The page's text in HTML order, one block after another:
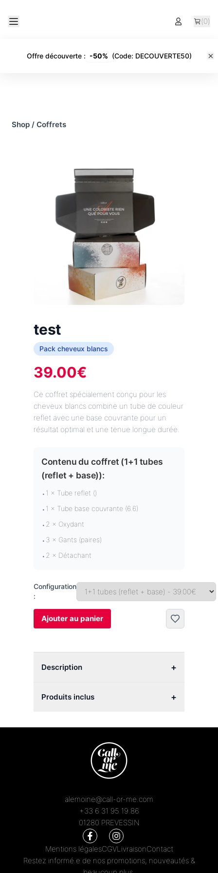
(0)
Offre découverte: -50% (Code: DECOUVERTE50)
Shop / Coffrets
test
Pack cheveux blancs
39.00€
Ce coffret spécialement conçu pour les
cheveux blancs combine un tube de couleur
reflet avec une base couvrante pour un
résultat optimal et une tenue longue durée.
Contenu du coffret (1+1 tubes
(reflet + base)):
• 1 × Tube reflet ()
• 1 × Tube base couvrante (6.6)
• 2 × Oxydant
• 3 × Gants (paires)
• 2 × Détachant
Configuration
:
Ajouter au panier
Description +
Produits inclus +
alemoine@call-or-me.com
+33 6 31 95 19 86
01280 PREVESSIN
Mentions légalesCGVLivraisonContact
Restez informé.e de nos promotions, nouveautés &